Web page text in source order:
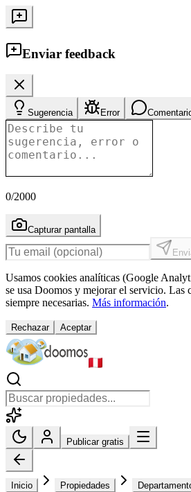
Enviar feedback
Sugerencia Error
0/2000
Capturar pantalla
Usamos cookies analíticas (Google
se usa Doomos y mejorar el servicio. Las
siempre necesarias. Más información.
Rechazar Aceptar
Publicar gratis
Inicio Propiedades